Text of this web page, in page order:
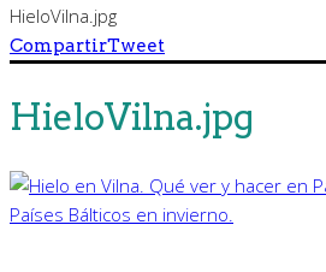
HieloVilna.jpg
CompartirTweet
HieloVilna.jpg